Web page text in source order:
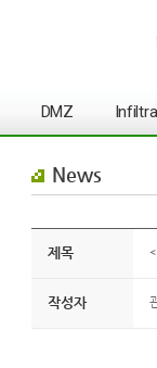
DMZ
News
제목
작성자